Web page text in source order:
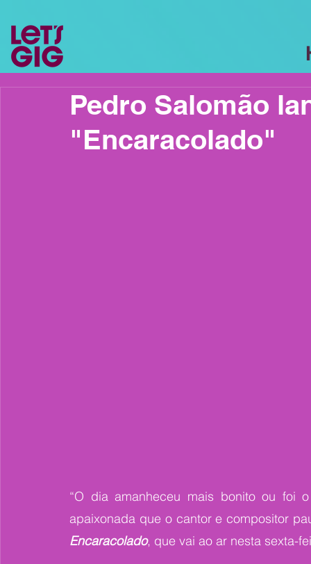
Pedro Salomão
"Encaracolado"
“O dia amanheceu mais bonito ou foi
apaixonada que o cantor e compositor
Encaracolado, que vai ao ar nesta sexta-